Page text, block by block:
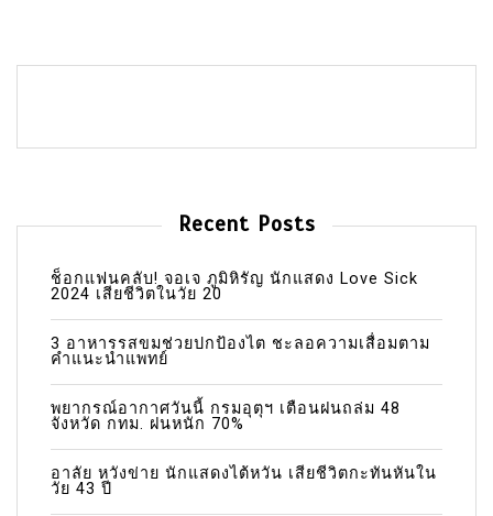
Recent Posts
ช็อกแฟนคลับ! จอเจ ภูมิหิรัญ นักแสดง Love Sick
2024 เสียชีวิตในวัย 20
3 อาหารรสขมช่วยปกป้องไต ชะลอความเสื่อมตาม
คำแนะนำแพทย์
พยากรณ์อากาศวันนี้ กรมอุตุฯ เตือนฝนถล่ม 48
จังหวัด กทม. ฝนหนัก 70%
อาลัย หวังข่าย นักแสดงไต้หวัน เสียชีวิตกะทันหันใน
วัย 43 ปี